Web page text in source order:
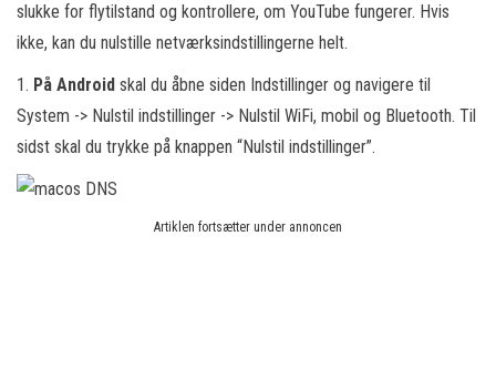
slukke for flytilstand og kontrollere, om YouTube fungerer. Hvis
ikke, kan du nulstille netværksindstillingerne helt.
1. På Android skal du åbne siden Indstillinger og navigere til
System -> Nulstil indstillinger -> Nulstil WiFi, mobil og Bluetooth. Til
sidst skal du trykke på knappen “Nulstil indstillinger”.
Artiklen fortsætter under annoncen